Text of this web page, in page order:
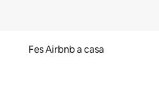
Fes Airbnb a casa